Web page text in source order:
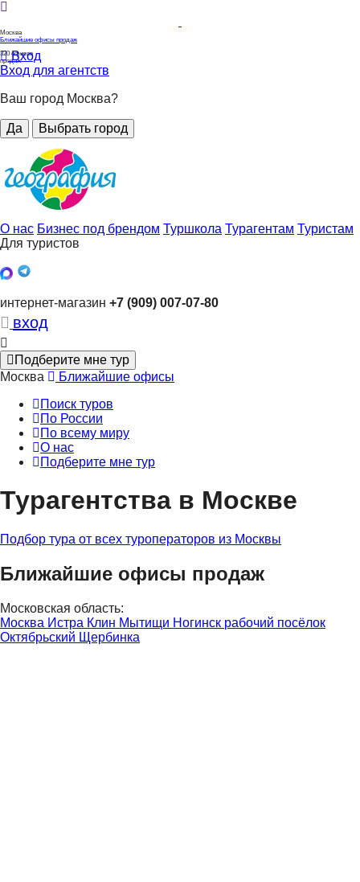
Москва
Ближайшие офисы продаж
320 офисов
продаж
Вход
Вход для агентств
Ваш город Москва?
Да Выбрать город
О нас Бизнес под брендом Туршкола Турагентам Туристам
Для туристов
интернет-магазин +7 (909) 007-07-80
вход
Подберите мне тур
Москва
Ближайшие офисы
Поиск туров
По России
По всему миру
О нас
Подберите мне тур
Турагентства в Москве
Подбор тура от всех туроператоров из Москвы
Ближайшие офисы продаж
Московская область:
Москва Истра Клин Мытищи Ногинск рабочий посёлок
Октябрьский Щербинка